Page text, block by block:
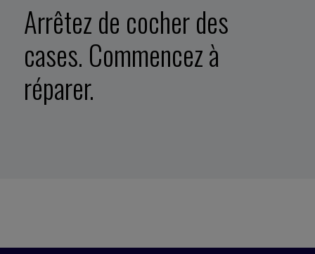
Arrêtez de cocher des
cases. Commencez à
réparer.